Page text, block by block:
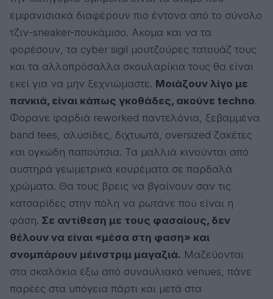
εμφανισιακά διαφέρουν πιο έντονα από το σύνολο
τζιν-sneaker-πουκάμισο. Ακομα και να τα
φορέσουν, τα cyber sigil μουτζούρες τατουάζ τους
και τα αλλοπρόσαλλα σκουλαρίκια τους θα είναι
εκεί για να μην ξεχνιώμαστε. Μοιάζουν λίγο με
πανκιά, είναι κάπως γκοθάδες, ακούνε techno.
Φορανε φαρδιά reworked παντελόνια, ξεβαμμένα
band tees, αλυσίδες, διχτυωτά, oversized ζακέτες
και ογκώδη παπούτσια. Τα μαλλιά κινούνται από
αυστηρά γεωμετρικά κουρέματα σε παρδαλά
χρώματα. Θα τους βρεις να βγαίνουν σαν τις
κατσαρίδες στην πόλη να ρωτάνε πού είναι η
φάση. Σε αντίθεση με τους φασαίους, δεν
θέλουν να είναι «μέσα στη φαση» και
σνομπάρουν μέινστριμ μαγαζιά. Μαζεύονται
στα σκαλάκια έξω από συναυλιακά venues, πάνε
παρέες στα υπόγεια πάρτι και μετά στα